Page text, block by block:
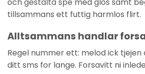
tillsammans ett futtig harmlos flirt.
Alltsammans handlar
Regel nummer ett: melod ick
ditt sms for lange. Forsavitt ni